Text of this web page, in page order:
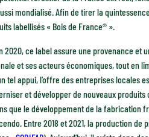
mondialisé. Afin de tirer la
labellisés « Bois de France® ».
2020, ce label assure une provenance
et ses acteurs économiques, tout en
tel appui, l’offre des entreprises locales
et développer de nouveaux produits
que le développement de la fabrication
Entre 2018 et 2021, la production